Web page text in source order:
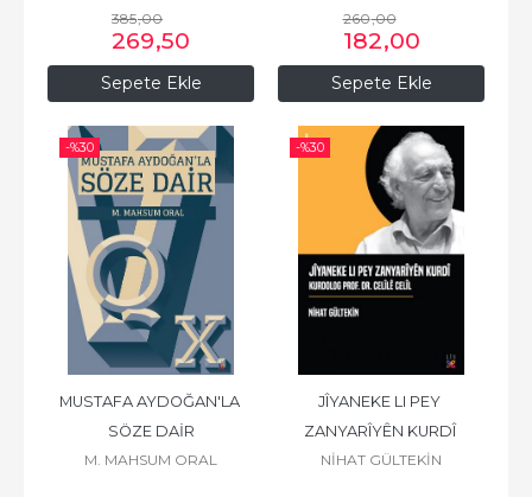
Sepete Ekle
385,00
269,50
Sepete Ekle
260,00
182,00
-%30
MUSTAFA AYDOĞAN'LA
SÖZE DAİR
M. MAHSUM ORAL
-%30
JÎYANEKE LI PEY
ZANYARÎYÊN KURDÎ
KURDOLOG PROF. DR.
NİHAT GÜLTEKİN